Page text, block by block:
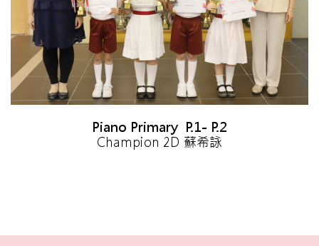
Piano Primary P.1- P.2
Champion 2D 蘇希詠